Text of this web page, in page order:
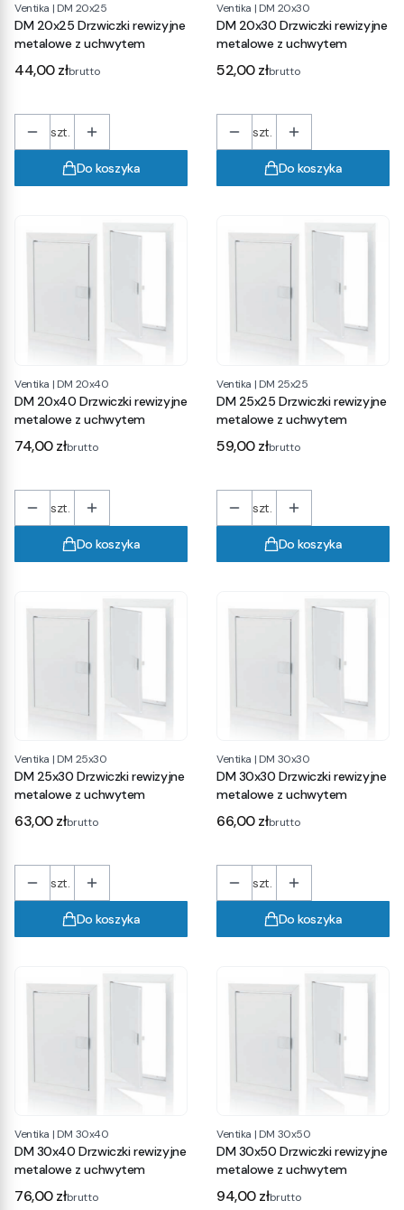
Ventika | DM 20x25
DM 20x25 Drzwiczki rewizyjne
metalowe z uchwytem
Cena
44,00 złbrutto
szt.
Do koszyka
Ventika | DM 20x30
DM 20x30 Drzwiczki rewizyjne
metalowe z uchwytem
Cena
52,00 złbrutto
szt.
Do koszyka
Ventika | DM 20x40
DM 20x40 Drzwiczki rewizyjne
metalowe z uchwytem
Cena
74,00 złbrutto
szt.
Do koszyka
Ventika | DM 25x25
DM 25x25 Drzwiczki rewizyjne
metalowe z uchwytem
Cena
59,00 złbrutto
szt.
Do koszyka
Ventika | DM 25x30
DM 25x30 Drzwiczki rewizyjne
metalowe z uchwytem
Cena
63,00 złbrutto
szt.
Do koszyka
Ventika | DM 30x30
DM 30x30 Drzwiczki rewizyjne
metalowe z uchwytem
Cena
66,00 złbrutto
szt.
Do koszyka
Ventika | DM 30x40
DM 30x40 Drzwiczki rewizyjne
metalowe z uchwytem
Cena
76,00 złbrutto
Ventika | DM 30x50
DM 30x50 Drzwiczki rewizyjne
metalowe z uchwytem
Cena
94,00 złbrutto